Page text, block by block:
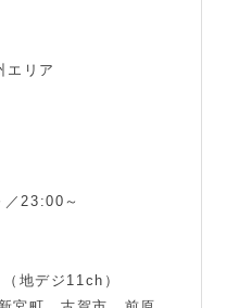
エリア
23:00～
（地デジ11ch）